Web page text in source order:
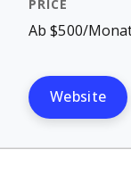
Ab $500/
Website